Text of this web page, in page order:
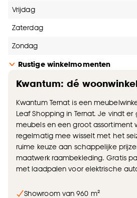
Vrijdag
Zaterdag
Zondag
Rustige winkelmomenten
Kwantum: dé
Kwantum Ternat is een
Leaf Shopping in Ternat. Je vindt
meubels en een groot assortiment
regelmatig mee wisselt met het
ruime keuze aan schappelijke
maatwerk raambekleding. Gratis
met laadpalen voor elektrische
Showroom van 960 m²